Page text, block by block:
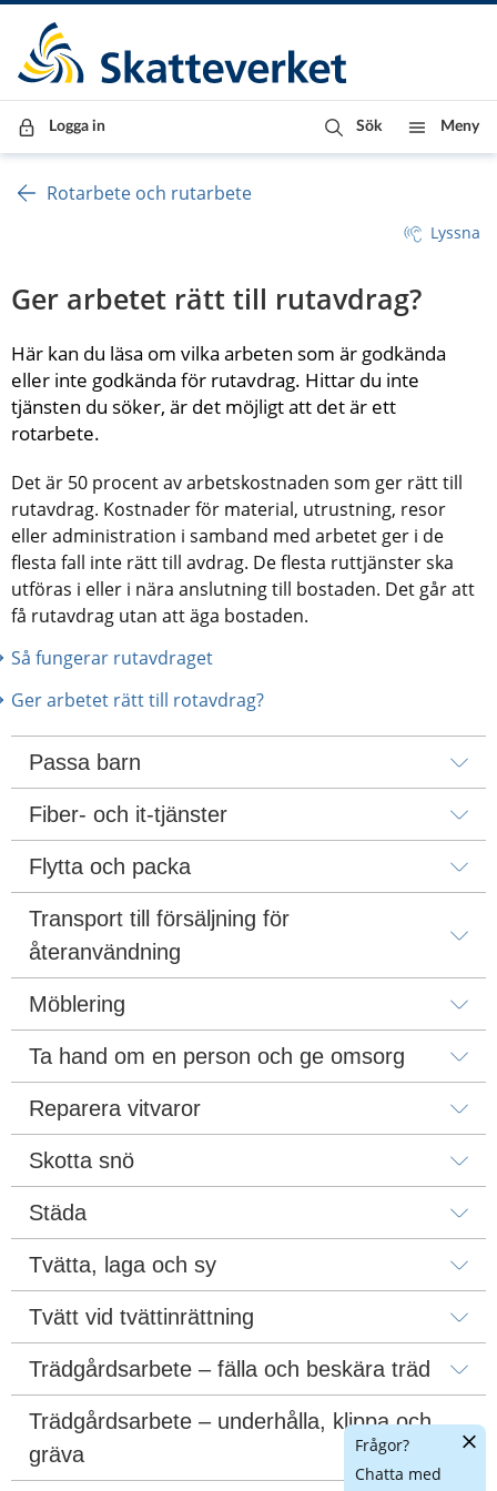
Till innehåll
Till navigationen
Till chattrobot
Logga in Sök Meny
Rotarbete och rutarbete
Lyssna
Ger arbetet rätt till rutavdrag?
Här kan du läsa om vilka arbeten som är godkända
eller inte godkända för rutavdrag. Hittar du inte
tjänsten du söker, är det möjligt att det är ett
rotarbete.
Det är 50 procent av arbetskostnaden som ger rätt till
rutavdrag. Kostnader för material, utrustning, resor
eller administration i samband med arbetet ger i de
flesta fall inte rätt till avdrag. De flesta ruttjänster ska
utföras i eller i nära anslutning till bostaden. Det går att
få rutavdrag utan att äga bostaden.
Så fungerar rutavdraget
Ger arbetet rätt till rotavdrag?
Passa barn
Fiber- och it-tjänster
Flytta och packa
Transport till försäljning för
återanvändning
Möblering
Ta hand om en person och ge omsorg
Reparera vitvaror
Skotta snö
Städa
Tvätta, laga och sy
Tvätt vid tvättinrättning
Trädgårdsarbete – fälla och beskära träd
Trädgårdsarbete – underhålla, klippa och
gräva
Frågor?
Chatta med
Dölj